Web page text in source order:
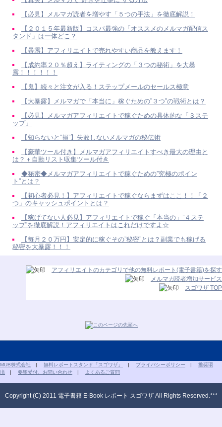
【必見】メルマガ読者を増やす「５つの手法」を徹底解説！
【２０１５年最新版】コスパ最強の「オススメのメルマガ配信ス
タンド」は一体どこ？
【暴露】アフィリエイトで売れやすい商品を教えます！
【成約率２０％超え】ライティングの「３つの秘術」を大暴
露！！！！！！
【鬼】続々と注文が入る！ステップメールのセールス極意
【大暴露】メルマガで「本当に」稼ぐための”３つ”の戦術とは？
【必見】メルマガアフィリエイトで稼ぐための具体的な「３ステ
ップ」
【知らないと”損”】失敗しないメルマガの秘伝術
【豪華ツール付き】メルマガアフィリエイトすべき最大の理由と
は？＋自動リスト収集ツール付き
◆秘密◆メルマガアフィリエイトで稼ぐための”究極のポイン
ト”とは？
【初心者必見！】アフィリエイトで稼ぐならまずはここ！！「２
つ」のキャッシュポイントとは？
【稼げてない人必見】アフィリエイトで稼ぐ「本当の」”４ステ
ップ”を徹底解説！アフィリエイトはこれだけですよ☆
【毎月２０万円】安定的に稼ぐその”秘密”とは？副業でも稼げる
秘密を大暴露！！！
アフィリエイトのカテゴリで他の無料レポート(電子書籍)を探す
メルマガ読者増加サービス
スゴワザ TOP
MUB株式会社 | 無料レポートスタンド「スゴワザ」 | プライバシーポリシー | 推奨環
境 | 要望受付、お問い合わせ | よくあるご質問
Copyright (C) 2011 電子書籍 E-Book レポート スゴワザ All Rights Reserved.***